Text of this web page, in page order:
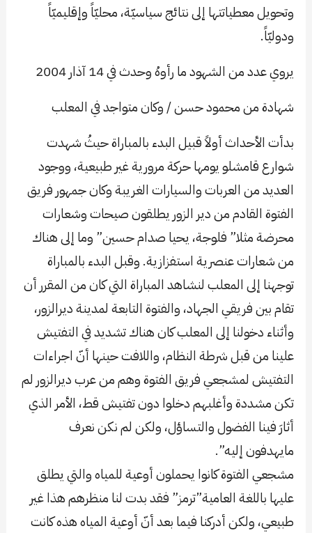
وتحويل معطياتتها إلى نتائج سياسيّة، محليّاً وإقليميّاً
ودوليّاً.
يروي عدد من الشهود ما رأوهُ وحدث في 14 آذار 2004
شهادة من محمود حسن / وكان متواجد في المعلب
بدأت الأحداث أولاً قبيل البدء بالمباراة حيثُ شهدت
شوارع قامشلو يومها حركة مرورية غير طبيعية، ووجود
العديد من العربات والسيارات الغريبة وكان جمهور فريق
الفتوة القادم من دير الزور يطلقون صيحات وشعارات
محرضة مثلا” فلوجة، يحيا صدام حسين” وما إلى هناك
من شعارات عنصرية استفزازية. وقبل البدء بالمباراة
توجهنا إلى المعلب لنشاهد المباراة التي كان من المقرر أن
تقام بين فريقي الجهاد، والفتوة التابعة لمدينة ديرالزور،
وأثناء دخولنا إلى المعلب كان هناك تشديد في التفتيش
علينا من قبل شرطة النظام، واللافت حينها أنّ اجراءات
التفتيش لمشجعي فريق الفتوة وهم من عرب ديرالزور لم
تكن مشددة وأغلبهم دخلوا دون تفتيش قط، الأمر الذي
أثارَ فينا الفضول والتساؤل، ولكن لم نكن نعرف
مايهدفون إليه”.
مشجعي الفتوة كانوا يحملون أوعية للمياه والتي يطلق
عليها باللغة العامية”ترمز” فقد بدت لنا منظرهم هذا غير
طبيعي، ولكن أدركنا فيما بعد أنّ أوعية المياه هذه كانت